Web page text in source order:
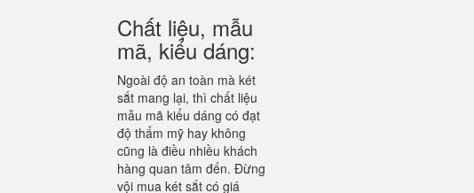
Chất liệu, mẫu
mã, kiểu dáng:
Ngoài độ an toàn mà két
sắt mang lại, thì chất liệu
mẫu mã kiểu dáng có đạt
độ thẩm mỹ hay không
cũng là điều nhiều khách
hàng quan tâm đến. Đừng
vội mua két sắt có giá